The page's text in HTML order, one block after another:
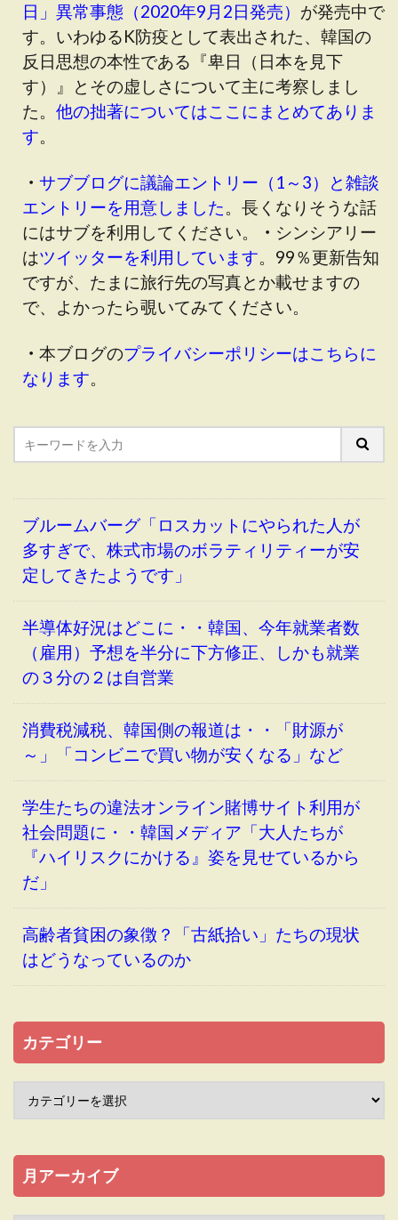
日」異常事態（2020年9月2日発売） が発売中で
す。いわゆるK防疫として表出された、韓国の
反日思想の本性である『卑日（日本を見下
す）』とその虚しさについて主に考察しまし
た。 他の拙著についてはここにまとめてありま
す。
・ サブブログに議論エントリー（1～3）と雑談
エントリーを用意しました。長くなりそうな話
にはサブを利用してください。
・ シンシアリー
はツイッターを利用しています。99％更新告知
ですが、たまに旅行先の写真とか載せますの
で、よかったら覗いてみてください。
・ 本ブログのプライバシーポリシーはこちらに
なります。
ブルームバーグ「ロスカットにやられた人が
多すぎで、株式市場のボラティリティーが安
定してきたようです」
半導体好況はどこに・・韓国、今年就業者数
（雇用）予想を半分に下方修正、しかも就業
の３分の２は自営業
消費税減税、韓国側の報道は・・「財源が
～」「コンビニで買い物が安くなる」など
学生たちの違法オンライン賭博サイト利用が
社会問題に・・韓国メディア「大人たちが
『ハイリスクにかける』姿を見せているから
だ」
高齢者貧困の象徴？「古紙拾い」たちの現状
はどうなっているのか
カテゴリー
月アーカイブ